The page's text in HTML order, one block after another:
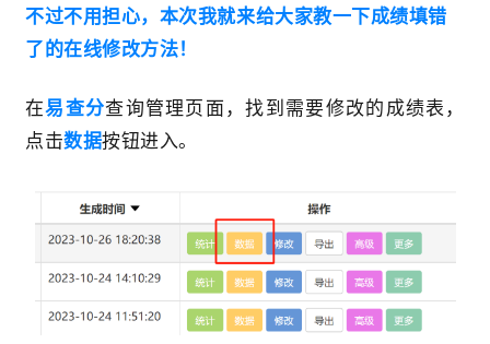
不过不用担心，本次我就来给大家教一下成绩填错
了的在线修改方法！
在易查分查询管理页面，找到需要修改的成绩表，
点击数据按钮进入。